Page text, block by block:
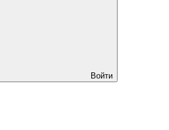
Войти